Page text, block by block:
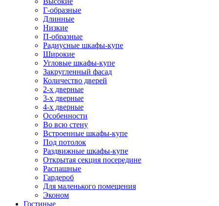
Г-образные
Длинные
Низкие
П-образные
Радиусные шкафы-купе
Широкие
Угловые шкафы-купе
Закругленный фасад
Количество дверей
2-х дверные
3-х дверные
4-х дверные
Особенности
Во всю стену
Встроенные шкафы-купе
Под потолок
Раздвижные шкафы-купе
Открытая секция посередине
Распашные
Гардероб
Для маленького помещения
Эконом
Гостиные